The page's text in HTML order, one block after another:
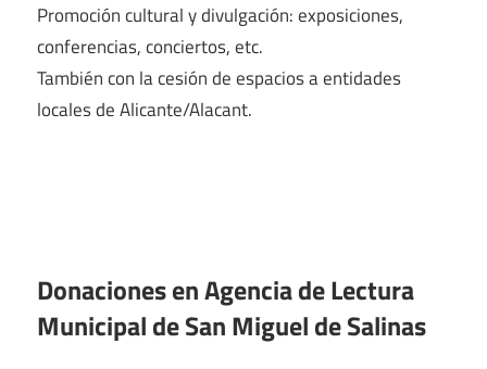
Promoción cultural y divulgación: exposiciones,
conferencias, conciertos, etc.
También con la cesión de espacios a entidades
locales de Alicante/Alacant.
Donaciones en Agencia de Lectura
Municipal de San Miguel de Salinas